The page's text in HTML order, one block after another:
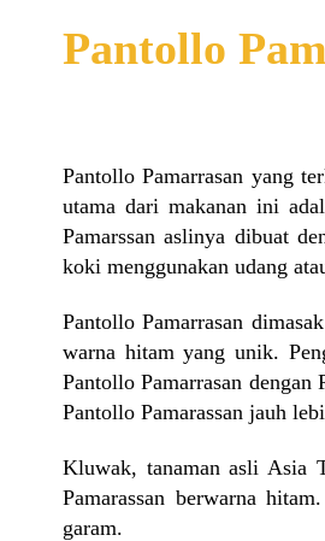
Pantollo
Pantollo Pamarrasan yang
utama dari makanan ini
Pamarssan aslinya dibuat
koki menggunakan udang
Pantollo Pamarrasan
warna hitam yang unik.
Pantollo Pamarrasan
Pantollo Pamarassan jauh
Kluwak, tanaman asli Asia
Pamarassan berwarna
garam.